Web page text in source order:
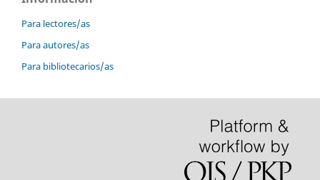
Para lectores/as
Para autores/as
Para bibliotecarios/as